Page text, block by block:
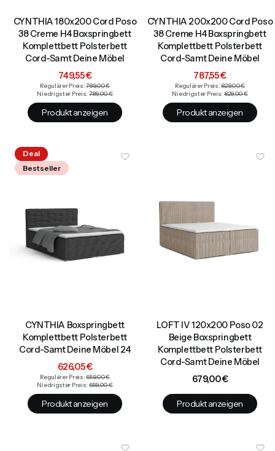
CYNTHIA 180x200 Cord Poso
38 Creme H4 Boxspringbett
Komplettbett Polsterbett
Cord-Samt Deine Möbel
Aktionspreis
749,55 €
Regulärer Preis: 789,00 €
Niedrigster Preis: 789,00 €
Produkt anzeigen
CYNTHIA 200x200 Cord Poso
38 Creme H4 Boxspringbett
Komplettbett Polsterbett
Cord-Samt Deine Möbel
Aktionspreis
787,55 €
Regulärer Preis: 829,00 €
Niedrigster Preis: 829,00 €
Produkt anzeigen
Deal
Bestseller
CYNTHIA Boxspringbett
Komplettbett Polsterbett
Cord-Samt Deine Möbel 24
Aktionspreis
626,05 €
Regulärer Preis: 659,00 €
Niedrigster Preis: 659,00 €
Produkt anzeigen
LOFT IV 120x200 Poso 02
Beige Boxspringbett
Komplettbett Polsterbett
Cord-Samt Deine Möbel
Preis
679,00 €
Produkt anzeigen